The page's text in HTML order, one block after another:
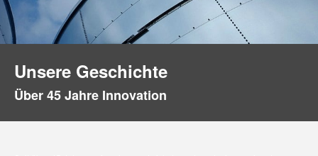
Unsere Geschichte
Über 45 Jahre Innovation